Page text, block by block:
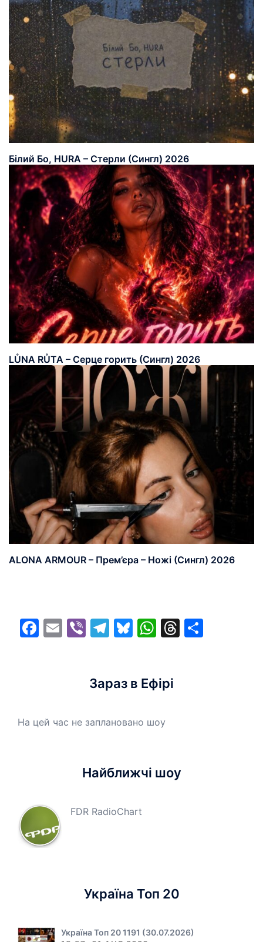
Білий Бо, HURA – Стерли (Сингл) 2026
LŮNA RŮTA – Серце горить (Сингл) 2026
ALONA ARMOUR – Прем’єра – Ножі (Сингл) 2026
Facebook
EmailViberTelegram
Bluesky
WhatsApp
Threads
Зараз в Ефірі
На цей час не заплановано шоу
Найближчі шоу
FDR RadioChart
Україна Топ 20
Україна Топ 20 1191 (30.07.2026)